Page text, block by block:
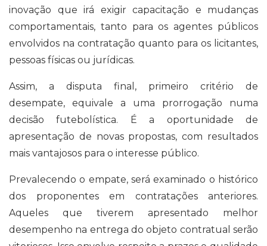
inovação que irá exigir capacitação e mudanças
comportamentais, tanto para os agentes públicos
envolvidos na contratação quanto para os licitantes,
pessoas físicas ou jurídicas.
Assim, a disputa final, primeiro critério de
desempate, equivale a uma prorrogação numa
decisão futebolística. É a oportunidade de
apresentação de novas propostas, com resultados
mais vantajosos para o interesse público.
Prevalecendo o empate, será examinado o histórico
dos proponentes em contratações anteriores.
Aqueles que tiverem apresentado melhor
desempenho na entrega do objeto contratual serão